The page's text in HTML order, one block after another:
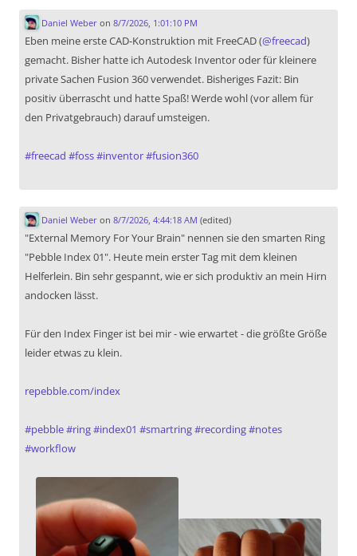
Daniel Weberon 8/7/2026, 1:01:10 PM
Eben meine erste CAD-Konstruktion mit FreeCAD (@freecad)
gemacht. Bisher hatte ich Autodesk Inventor oder für kleinere
private Sachen Fusion 360 verwendet. Bisheriges Fazit: Bin
positiv überrascht und hatte Spaß! Werde wohl (vor allem für
den Privatgebrauch) darauf umsteigen.
#freecad #foss#inventor#fusion360
Daniel Weberon 8/7/2026, 4:44:18 AM (edited)
"External Memory For Your Brain" nennen sie den smarten Ring
"Pebble Index 01". Heute mein erster Tag mit dem kleinen
Helferlein. Bin sehr gespannt, wie er sich produktiv an mein Hirn
andocken lässt.
Für den Index Finger ist bei mir - wie erwartet - die größte Größe
leider etwas zu klein.
repebble.com/index
#pebble#ring#index01 #smartring#recording#notes
#workflow